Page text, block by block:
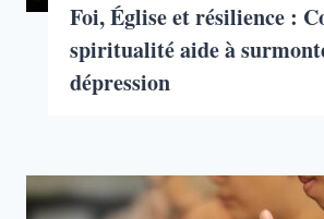
Foi, Église et résilience :
spiritualité aide à
dépression